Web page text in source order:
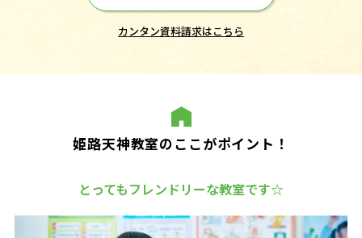
カンタン資料請求はこちら
姫路天神教室のここがポイント！
とってもフレンドリーな教室です☆